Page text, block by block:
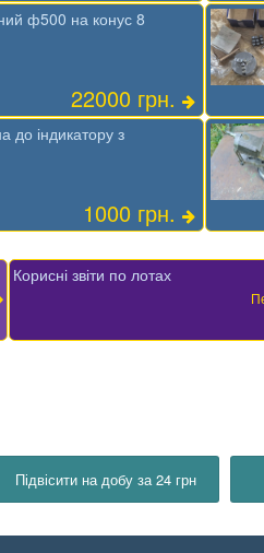
ф500 на конус 8
22000 грн.
до індикатору з
1000 грн.
Корисні звіти по лотах
Підвісити на добу за 24 грн